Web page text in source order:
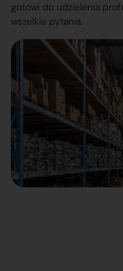
gotowi do udzielenia
wszelkie pytania.